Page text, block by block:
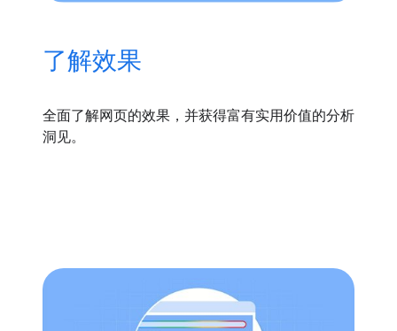
了解效果
全面了解网页的效果，并获得富有实用价值的分析
洞见。